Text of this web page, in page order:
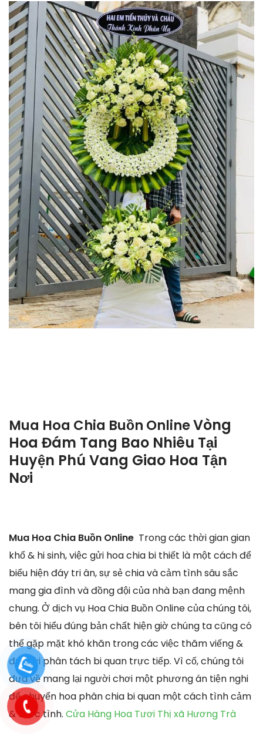
Mua Hoa Chia Buồn OnlineVòng
Hoa Đám Tang Bao Nhiêu Tại
Huyện Phú Vang Giao Hoa Tận
Nơi
Mua Hoa Chia Buồn Online Trong các thời gian gian
khổ & hi sinh, việc gửi hoa chia bi thiết là một cách để
biểu hiện đáy tri ân, sự sẻ chia và cảm tình sâu sắc
mang gia đình và đồng đội của nhà bạn đang mệnh
chung. Ở dịch vụ Hoa Chia Buồn Online của chúng tôi,
bên tôi hiểu đúng bản chất hiện giờ chúng ta cũng có
thể gặp mặt khó khăn trong các việc thăm viếng &
đưa lời phân tách bi quan trực tiếp. Vì cố, chúng tôi
đưa về mang lại người chơi một phương án tiện nghi
để chuyển hoa phân chia bi quan một cách tình cảm
& thực tình. Cửa Hàng Hoa Tươi Thị xã Hương Trà